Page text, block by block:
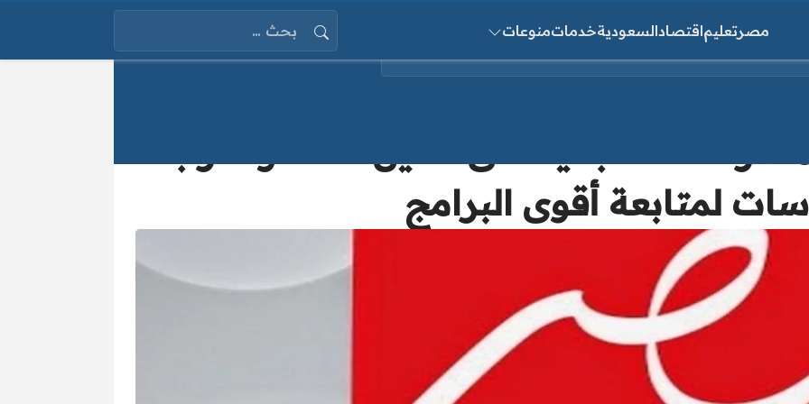
مصرتعليماقتصادالسعوديةخدماتمنوعات
البحث عن:
سات لمتابعة أقوى البرامج